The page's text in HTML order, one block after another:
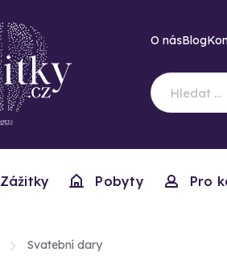
O násBlog
Zážitky Pobyty Pro
Svatební dary